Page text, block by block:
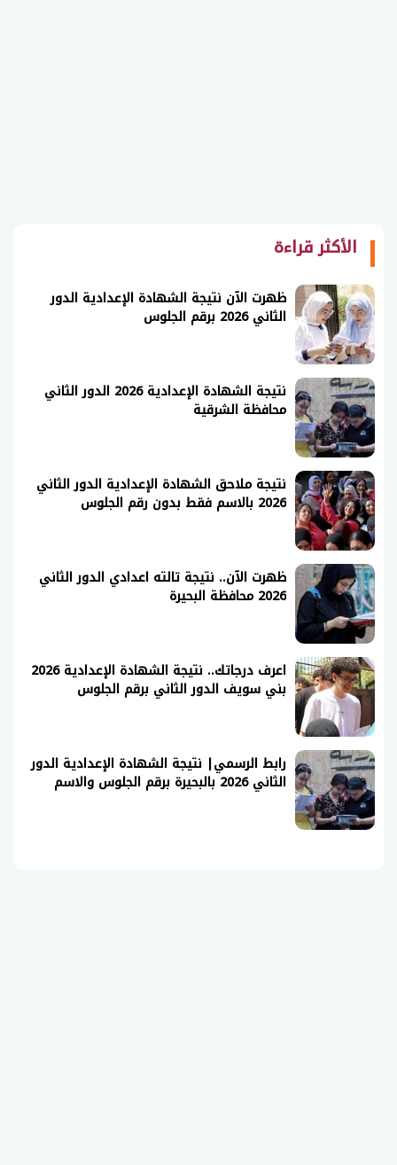
الأكثر قراءة
ظهرت الآن نتيجة الشهادة الإعدادية الدور
الثاني 2026 برقم الجلوس
نتيجة الشهادة الإعدادية 2026 الدور الثاني
محافظة الشرقية
نتيجة ملاحق الشهادة الإعدادية الدور الثاني
2026 بالاسم فقط بدون رقم الجلوس
ظهرت الآن.. نتيجة تالته اعدادي الدور الثاني
2026 محافظة البحيرة
اعرف درجاتك.. نتيجة الشهادة الإعدادية 2026
بني سويف الدور الثاني برقم الجلوس
رابط الرسمي| نتيجة الشهادة الإعدادية الدور
الثاني 2026 بالبحيرة برقم الجلوس والاسم